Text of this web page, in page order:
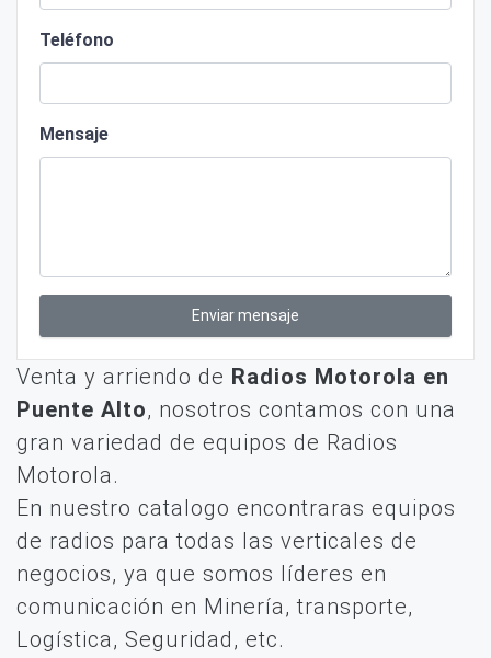
Teléfono
Mensaje
Enviar mensaje
Venta y arriendo de Radios Motorola en
Puente Alto, nosotros contamos con una
gran variedad de equipos de Radios
Motorola.
En nuestro catalogo encontraras equipos
de radios para todas las verticales de
negocios, ya que somos líderes en
comunicación en Minería, transporte,
Logística, Seguridad, etc.